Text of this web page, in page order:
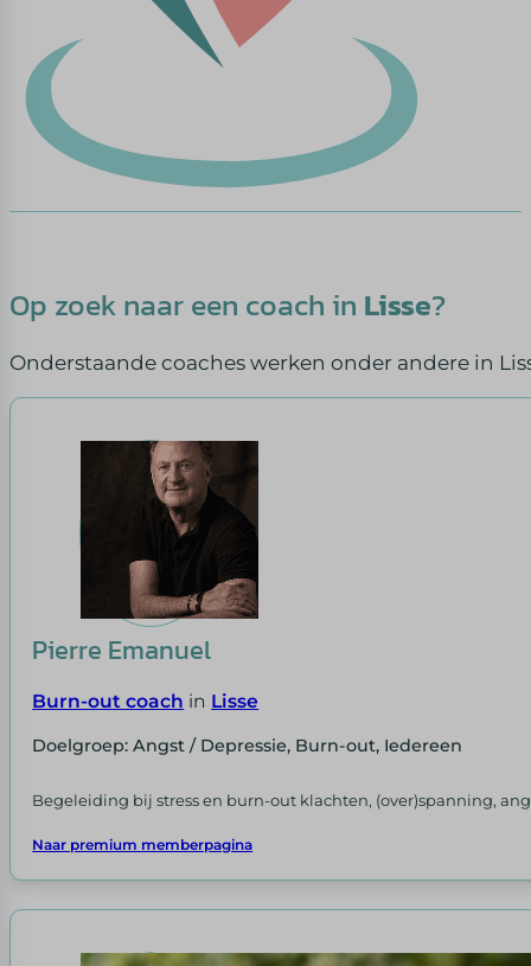
Op zoek naar een coach in Lisse?
Onderstaande coaches werken onder andere in
Pierre Emanuel
Burn-out coach in Lisse
Doelgroep: Angst / Depressie, Burn-out, Iedereen
Begeleiding bij stress en burn-out klachten, (over)spanning,
Naar premium memberpagina